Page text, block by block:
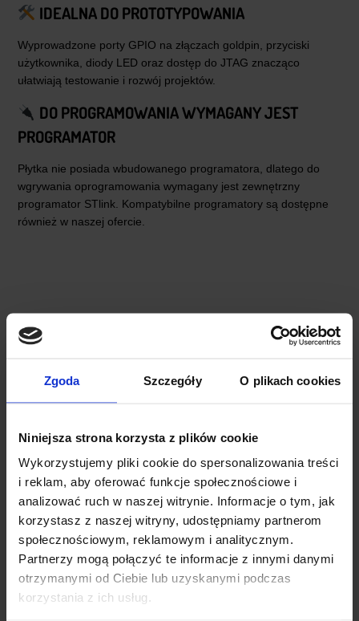
Zgoda Szczegóły O plikach cookies
Niniejsza strona korzysta z plików cookie
Wykorzystujemy pliki cookie do spersonalizowania treści
i reklam, aby oferować funkcje społecznościowe i
analizować ruch w naszej witrynie. Informacje o tym, jak
korzystasz z naszej witryny, udostępniamy partnerom
społecznościowym, reklamowym i analitycznym.
Partnerzy mogą połączyć te informacje z innymi danymi
otrzymanymi od Ciebie lub uzyskanymi podczas
korzystania z ich usług.
IDEALNA DO PROTOTYPOWANIA
Wyprowadzone porty GPIO na złączach goldpin, przyciski
użytkownika, diody LED oraz dostęp do JTAG znacząco
ułatwiają testowanie i rozwój projektów.
DO PROGRAMOWANIA WYMAGANY JEST
PROGRAMATOR
Płytka nie posiada wbudowanego programatora, dlatego do
wgrywania oprogramowania wymagany jest zewnętrzny
programator STlink. Kompatybilne programatory są dostępne
również w naszej ofercie.